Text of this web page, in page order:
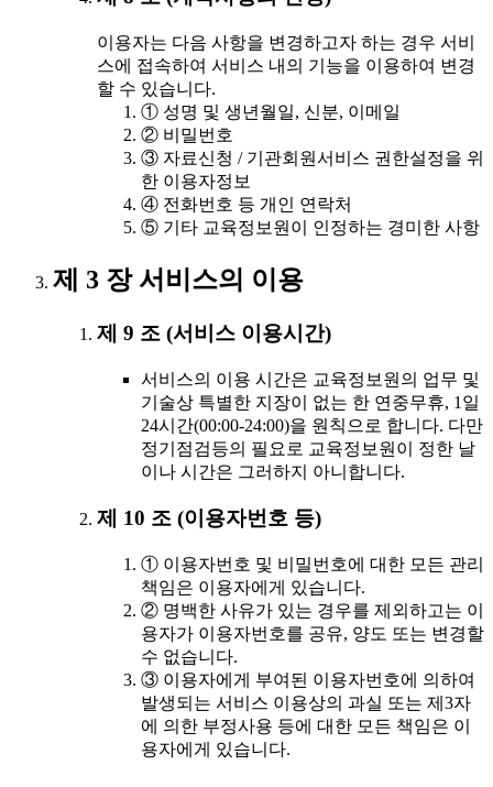
이용자는 다음 사항을 변경하고자 하는 경우 서비
스에 접속하여 서비스 내의 기능을 이용하여 변경
할 수 있습니다.
① 성명 및 생년월일, 신분, 이메일
② 비밀번호
③ 자료신청 / 기관회원서비스 권한설정을 위
한 이용자정보
④ 전화번호 등 개인 연락처
⑤ 기타 교육정보원이 인정하는 경미한 사항
제 3 장 서비스의 이용
제 9 조 (서비스 이용시간)
서비스의 이용 시간은 교육정보원의 업무 및
기술상 특별한 지장이 없는 한 연중무휴, 1일
24시간(00:00-24:00)을 원칙으로 합니다. 다만
정기점검등의 필요로 교육정보원이 정한 날
이나 시간은 그러하지 아니합니다.
제 10 조 (이용자번호 등)
① 이용자번호 및 비밀번호에 대한 모든 관리
책임은 이용자에게 있습니다.
② 명백한 사유가 있는 경우를 제외하고는 이
용자가 이용자번호를 공유, 양도 또는 변경할
수 없습니다.
③ 이용자에게 부여된 이용자번호에 의하여
발생되는 서비스 이용상의 과실 또는 제3자
에 의한 부정사용 등에 대한 모든 책임은 이
용자에게 있습니다.